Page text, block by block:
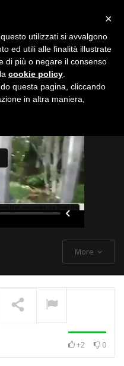
More
Forum
2023 – Il Made in Italy
secondo Giulio Sapelli
+2 0
×
utilizzati si avvalgono
ed utili alle finalità illustrate
di più o negare il consenso
cookie policy
questa pagina, cliccando
in altra maniera,